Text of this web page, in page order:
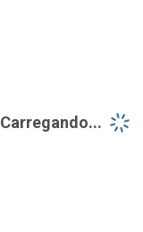
Carregando...